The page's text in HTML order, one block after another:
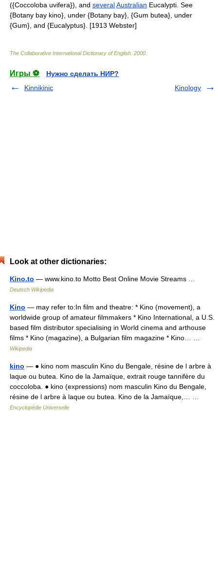
({Coccoloba uvifera}), and severalAustralian Eucalypti. See
{Botany bay kino}, under {Botany bay}, {Gum butea}, under
{Gum}, and {Eucalyptus}. [1913 Webster]
The Collaborative International Dictionary of English 2000
Игры ⚽
Нужно сделать НИР?
Kinnikinic
Kinology
Look at other dictionaries:
Kino.to — www.kino.to Motto Best Online Movie Streams …
Deutsch Wikipedia
Kino — may refer to:In film and theatre: * Kino (movement), a
worldwide group of amateur filmmakers * Kino International, a U.S.
based film distributor specialising in World cinema and arthouse
films * Kino (magazine), a Bulgarian film magazine * Kino… …
Wikipedia
kino — ● kino nom masculin Kino du Bengale, résine de l arbre à
laque ou butea. Kino de la Jamaïque, extrait rouge tannifère du
coccoloba. ● kino (expressions) nom masculin Kino du Bengale,
résine de l arbre à laque ou butea. Kino de la Jamaïque,… …
Encyclopédie Universelle